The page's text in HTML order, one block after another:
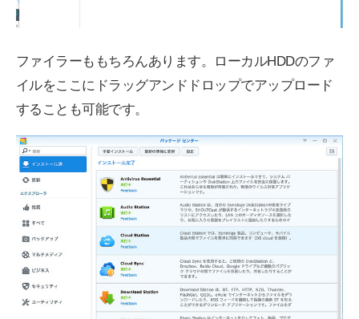
ファイラーももちろんあります。ローカルHDDのファ
イルをここにドラッグアンドドロップでアップロード
することも可能です。